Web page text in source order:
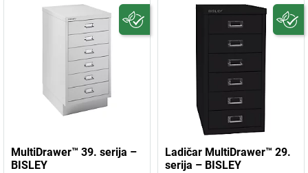
MultiDrawer™ 39. serija –
BISLEY
Ladičar MultiDrawer™ 29.
serija – BISLEY